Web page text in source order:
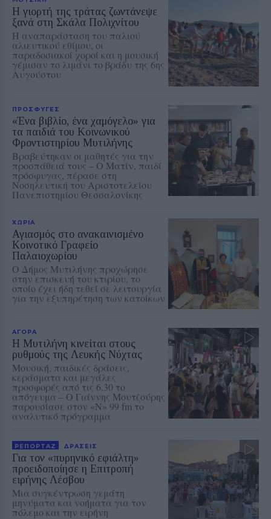
Η γιορτή της τράτας ζωντάνεψε
ξανά στη Σκάλα Πολιχνίτου
Η αναπαράσταση του παλιού
αλιευτικού εθίμου, οι
παραδοσιακοί χοροί και η μουσική
γέμισαν το λιμάνι το βράδυ της 6ης
Αυγούστου
ΠΡΟΣΦΥΓΕΣ
«Ένα βιβλίο, ένα χαμόγελο» για
τα παιδιά του Κοινωνικού
Φροντιστηρίου Μυτιλήνης
Βραβεύτηκαν οι μαθητές για την
προσπάθειά τους – Ο Ματίν, παιδί
πρόσφυγας, πέρασε στη
Νοσηλευτική του Αριστοτελείου
Πανεπιστημίου Θεσσαλονίκης
ΧΩΡΙΑ
Αγιασμός στο ανακαινισμένο
Κοινοτικό Γραφείο
Παλαιοχωρίου
Ο Δήμος Μυτιλήνης προχώρησε
στην επισκευή του κτιρίου, το
οποίο έχει ήδη τεθεί σε λειτουργία
για την εξυπηρέτηση των κατοίκων
ΑΓΟΡΑ
Η Μυτιλήνη κινείται στους
ρυθμούς της Λευκής Νύχτας
Μουσική, παιδικές δράσεις,
κεράσματα και μεγάλες
προσφορές από τις 6.30 το
απόγευμα – Ο Γιάννης Μουτζούρης
παρουσίασε στον «Ν» 99 fm το
αναλυτικό πρόγραμμα
ΡΕΠΟΡΤΑΖ ΔΡΑΣΕΙΣ
Για τον «πυρηνικό εφιάλτη»
προειδοποίησε η Επιτροπή
ειρήνης Λέσβου
Μια συγκέντρωση γεμάτη
μηνύματα και νοήματα για τον
πόλεμο και την ειρήνη